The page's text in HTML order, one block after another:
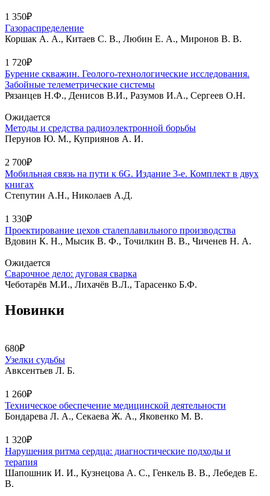
1 350₽
Газораспределение
Коршак А. А., Китаев С. В., Любин Е. А., Миронов В. В.
1 720₽
Бурение скважин. Геолого-технологические исследования.
Забойные телеметрические системы
Рязанцев Н.Ф., Денисов В.И., Разумов И.А., Сергеев О.Н.
Ожидается
Методы и средства радиоэлектронной борьбы
Перунов Ю. М., Куприянов А. И.
2 700₽
Мобильная связь на пути к 6G. Издание 3-е. Комплект в двух
книгах
Степутин А.Н., Николаев А.Д.
1 330₽
Проектирование цехов сталеплавильного производства
Вдовин К. Н., Мысик В. Ф., Точилкин В. В., Чиченев Н. А.
Ожидается
Сварочное дело: дуговая сварка
Чеботарёв М.И., Лихачёв В.Л., Тарасенко Б.Ф.
Новинки
680₽
Узелки судьбы
Авксентьев Л. Б.
1 260₽
Техническое обеспечение медицинской деятельности
Бондарева Л. А., Секаева Ж. А., Яковенко М. В.
1 320₽
Нарушения ритма сердца: диагностические подходы и
терапия
Шапошник И. И., Кузнецова А. С., Генкель В. В., Лебедев Е.
В.